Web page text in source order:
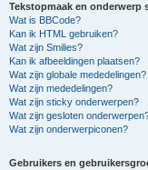
Tekstopmaak en onderwerp
Wat is BBCode?
Kan ik HTML gebruiken?
Wat zijn Smilies?
Kan ik afbeeldingen plaatsen?
Wat zijn globale mededelingen?
Wat zijn mededelingen?
Wat zijn sticky onderwerpen?
Wat zijn gesloten
Wat zijn onderwerpiconen?
Gebruikers en